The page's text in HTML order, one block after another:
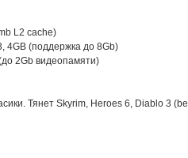
L2 cache)
4GB (поддержка до 8Gb)
2Gb видеопамяти)
Тянет Skyrim, Heroes 6, Diablo 3